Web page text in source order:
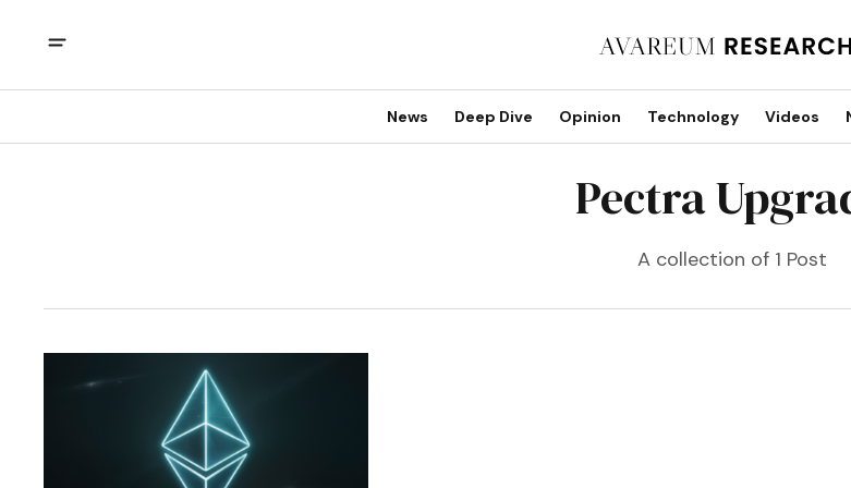
News Deep Dive Opinion Technology Videos
Pectra
A collection of 1 Post